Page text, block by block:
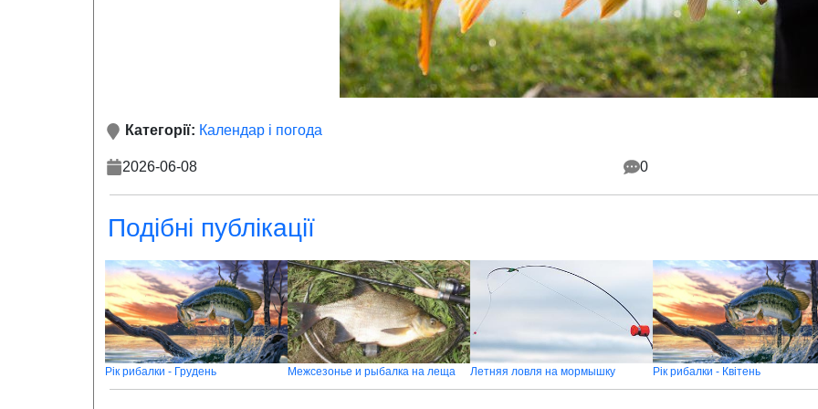
Категорії: Календар і погода
2026-06-08 0
Подібні публікації
Рік рибалки - Грудень Межсезонье и рыбалка на леща Летняя ловля на мормышку Рік рибалки - Квітень